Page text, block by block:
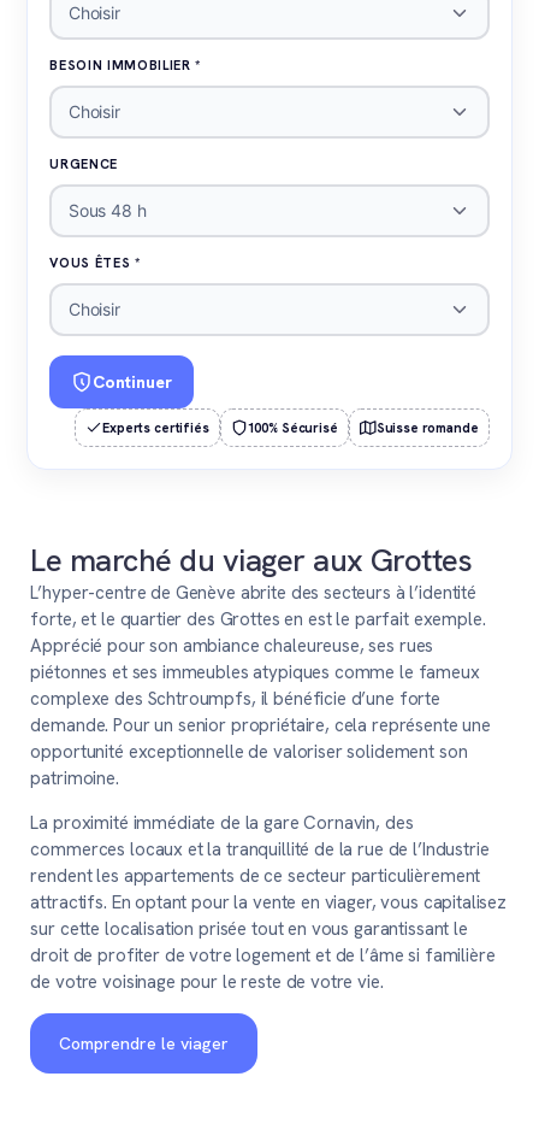
Choisir
BESOIN IMMOBILIER *
Choisir
URGENCE
Sous 48 h
VOUS ÊTES *
Choisir
Continuer
Experts certifiés 100% Sécurisé Suisse romande
Le marché du viager aux Grottes
L’hyper-centre de Genève abrite des secteurs à l’identité
forte, et le quartier des Grottes en est le parfait exemple.
Apprécié pour son ambiance chaleureuse, ses rues
piétonnes et ses immeubles atypiques comme le fameux
complexe des Schtroumpfs, il bénéficie d’une forte
demande. Pour un senior propriétaire, cela représente une
opportunité exceptionnelle de valoriser solidement son
patrimoine.
La proximité immédiate de la gare Cornavin, des
commerces locaux et la tranquillité de la rue de l’Industrie
rendent les appartements de ce secteur particulièrement
attractifs. En optant pour la vente en viager, vous capitalisez
sur cette localisation prisée tout en vous garantissant le
droit de profiter de votre logement et de l’âme si familière
de votre voisinage pour le reste de votre vie.
Comprendre le viager